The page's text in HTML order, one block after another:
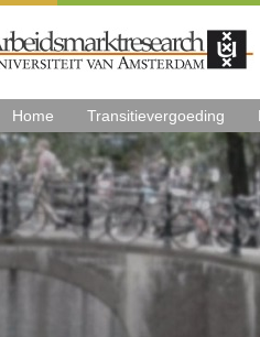
Home Transitievergoeding